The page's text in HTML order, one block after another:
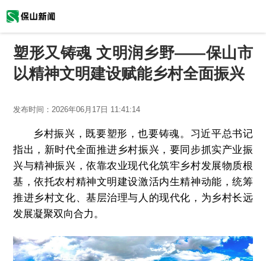
塑形又铸魂 文明润乡野——保山市
以精神文明建设赋能乡村全面振兴
发布时间： 2026年06月17日 11:41:14
乡村振兴，既要塑形，也要铸魂。习近平总书记
指出，新时代全面推进乡村振兴，要同步抓实产业振
兴与精神振兴，依靠农业现代化筑牢乡村发展物质根
基，依托农村精神文明建设激活内生精神动能，统筹
推进乡村文化、基层治理与人的现代化，为乡村长远
发展凝聚双向合力。